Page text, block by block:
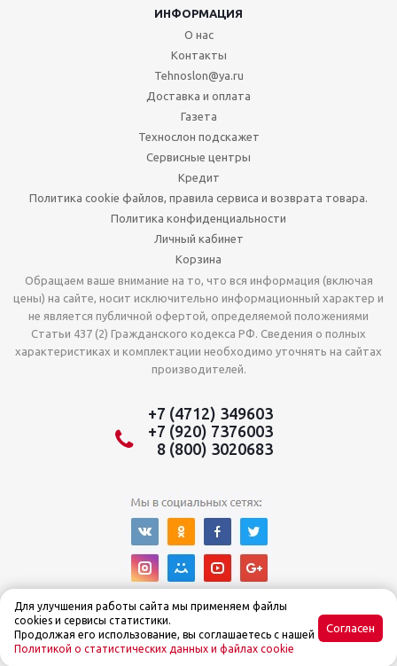
ИНФОРМАЦИЯ
О нас
Контакты
Tehnoslon@ya.ru
Доставка и оплата
Газета
Технослон подскажет
Сервисные центры
Кредит
Политика cookie файлов, правила сервиса и возврата товара.
Политика конфиденциальности
Личный кабинет
Корзина
Обращаем ваше внимание на то, что вся информация (включая
цены) на сайте, носит исключительно информационный характер и
не является публичной офертой, определяемой положениями
Статьи 437 (2) Гражданского кодекса РФ. Сведения о полных
характеристиках и комплектации необходимо уточнять на сайтах
производителей.
+7 (4712) 349603
+7 (920) 7376003
8 (800) 3020683
© Интернет-магазин Tehnoslon™ 2015–2025
Для улучшения работы сайта мы применяем файлы
cookies и сервисы статистики.
Продолжая его использование, вы соглашаетесь с нашей
Политикой о статистических данных и файлах cookie
Согласен